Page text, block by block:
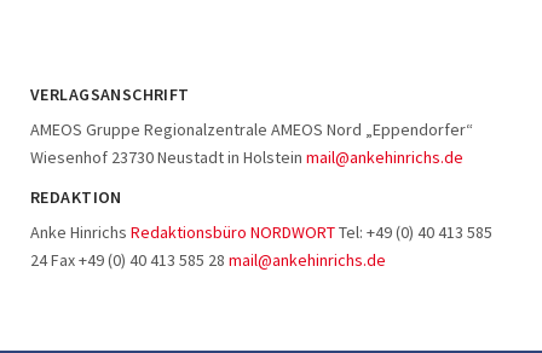
VERLAGSANSCHRIFT
AMEOS Gruppe Regionalzentrale AMEOS Nord „Eppendorfer“
Wiesenhof 23730 Neustadt in Holstein mail@ankehinrichs.de
REDAKTION
Anke Hinrichs Redaktionsbüro NORDWORTTel: +49 (0) 40 413 585
24 Fax +49 (0) 40 413 585 28 mail@ankehinrichs.de